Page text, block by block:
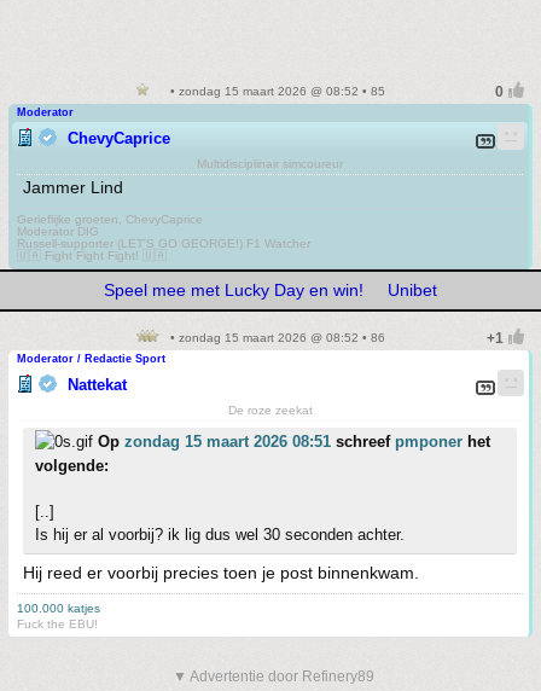
• zondag 15 maart 2026 @ 08:52 • 85
Moderator
ChevyCaprice
Multidisciplinair simcoureur
Jammer Lind
Gerieflijke groeten, ChevyCaprice
Moderator DIG
Russell-supporter (LET'S GO GEORGE!) F1 Watcher
🇺🇦 Fight Fight Fight! 🇺🇦
Speel mee met Lucky Day en win! Unibet
• zondag 15 maart 2026 @ 08:52 • 86
Moderator / Redactie Sport
Nattekat
De roze zeekat
Op zondag 15 maart 2026 08:51 schreef pmponer het
volgende:
[..]
Is hij er al voorbij? ik lig dus wel 30 seconden achter.
Hij reed er voorbij precies toen je post binnenkwam.
100.000 katjes
Fuck the EBU!
▼ Advertentie door Refinery89